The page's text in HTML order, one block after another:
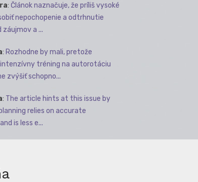
: Článok naznačuje, že príliš vysoké
nepochopenie a odtrhnutie
záujmov a ...
: Rozhodne by mali, pretože
tréning na autorotáciu
zvýšiť schopno...
: The article hints at this issue by
relies on accurate
is less e...